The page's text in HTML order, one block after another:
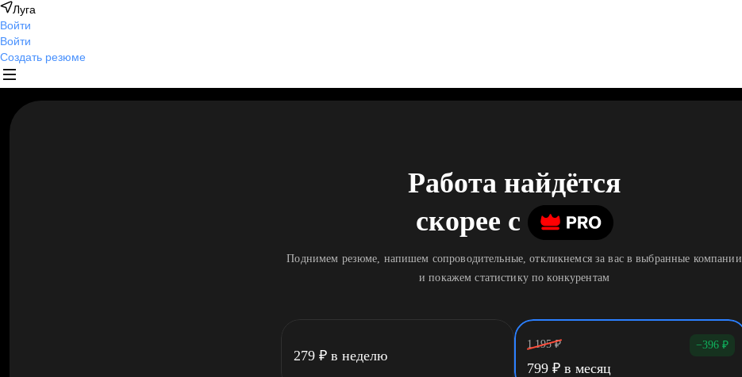
Луга
Войти
Войти
Создать резюме
Работа найдётся
скорее c
Поднимем резюме, напишем сопроводительные, откликнемся за вас в выбранные компании
и покажем статистику по конкурентам
279 ₽ в неделю
1 195 ₽ −396 ₽
799 ₽ в месяц